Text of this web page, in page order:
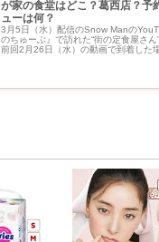
が家の食堂はどこ？葛西店？予
ューは何？
3月5日（水）配信のSnow Manの
のちゅーぶ』で訪れた“街の定食屋さん
前回2月26日（水）の動画で到着した